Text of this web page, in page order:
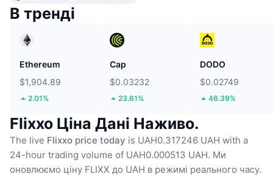
В тренді
Ethereum
$1,904.89
2.01%
Cap
$0.03232
23.61%
DODO
$0.02749
46.39%
Flixxo Ціна Дані Наживо.
The live Flixxo price today is UAH0.317246 UAH with a
24-hour trading volume of UAH0.000513 UAH. Ми
оновлюємо ціну FLIXX до UAH в режимі реального часу.